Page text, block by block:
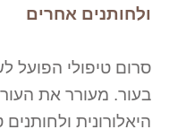
ולחותנים אחרים
סרום טיפולי הפועל
בעור. מעורר את
היאלורונית